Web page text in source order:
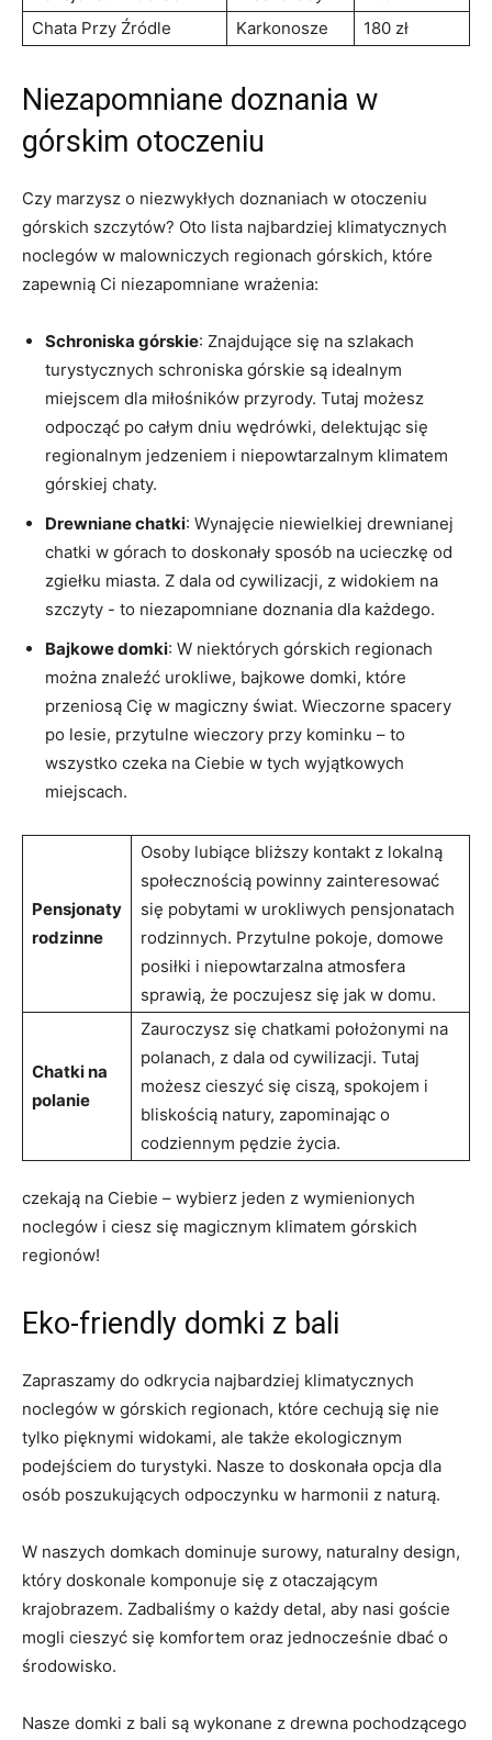
Chata Przy Źródle
Karkonosze 180 zł
Niezapomniane doznania w
‍górskim otoczeniu
Czy marzysz o niezwykłych ‌doznaniach ⁣w⁢ otoczeniu
górskich szczytów? Oto lista najbardziej klimatycznych
noclegów w malowniczych regionach górskich, które
zapewnią Ci niezapomniane wrażenia:
Schroniska górskie: Znajdujące się na szlakach
turystycznych schroniska górskie ‌są ‌idealnym
miejscem⁢ dla miłośników przyrody. Tutaj możesz
‍odpocząć po całym dniu wędrówki, delektując się
regionalnym jedzeniem i niepowtarzalnym klimatem
górskiej chaty.
Drewniane chatki: Wynajęcie ​niewielkiej drewnianej
chatki‌ w ​górach ‌to ⁣doskonały sposób⁣ na ucieczkę od⁤
zgiełku miasta. Z dala od cywilizacji, ​z widokiem ⁢na
szczyty -‍ to niezapomniane doznania dla każdego.
Bajkowe domki: W niektórych górskich regionach
można znaleźć urokliwe, bajkowe domki, które
przeniosą Cię w magiczny świat. Wieczorne spacery
po lesie, przytulne wieczory przy kominku – to
wszystko‍ czeka na Ciebie ⁣w tych‌ wyjątkowych
miejscach.
Pensjonaty​
rodzinne
Osoby ‍lubiące bliższy‍ kontakt z lokalną​
społecznością powinny zainteresować
⁢się pobytami ‍w urokliwych pensjonatach
rodzinnych.‌ Przytulne ​pokoje, domowe
posiłki i niepowtarzalna atmosfera
sprawią, że poczujesz się jak w domu.
Chatki na
polanie
Zauroczysz się⁢ chatkami ⁤położonymi⁢ na
polanach, z dala od cywilizacji. Tutaj
możesz cieszyć się ciszą, spokojem i
bliskością natury, zapominając⁣ o
codziennym pędzie życia.
czekają na Ciebie – wybierz jeden z wymienionych
noclegów⁣ i ciesz się magicznym klimatem górskich
regionów!
Eko-friendly ​domki‍ z ‌bali
Zapraszamy do ‌odkrycia najbardziej‍ klimatycznych
⁣noclegów w górskich regionach, które⁤ cechują się nie
tylko pięknymi widokami, ale także⁢ ekologicznym
podejściem do turystyki.⁢ Nasze to doskonała ​opcja ‌dla
osób⁤ poszukujących ⁤odpoczynku⁢ w harmonii z naturą.
W naszych domkach ⁣dominuje surowy, ⁣naturalny‍ design,
który doskonale komponuje⁢ się z otaczającym
⁤krajobrazem. Zadbaliśmy o ⁤każdy detal, aby⁤ nasi goście
mogli cieszyć się komfortem⁤ oraz jednocześnie dbać o
środowisko.
Nasze domki z bali są wykonane z drewna pochodzącego⁢